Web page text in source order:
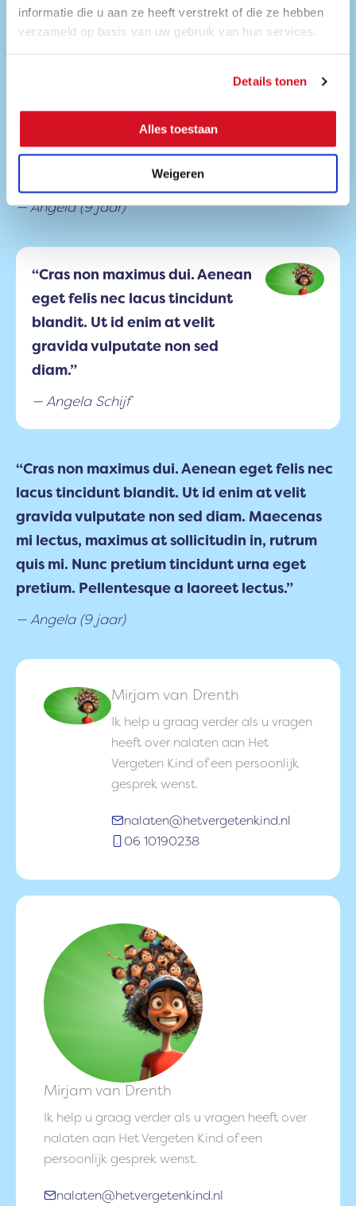
informatie die u aan ze heeft verstrekt of die ze hebben
verzameld op basis van uw gebruik van hun services.
Details tonen
Alles toestaan
Weigeren
lacus tincidunt blandit. Ut id enim at velit
mi lectus, maximus at sollicitudin in, rutrum
quis mi. Nunc pretium tincidunt urna eget
pretium. Pellentesque a laoreet lectus.”
Angela (9 jaar)
“Cras non maximus dui. Aenean
eget felis nec lacus tincidunt
blandit. Ut id enim at velit
gravida vulputate non sed
diam.”
Angela Schijf
“Cras non maximus dui. Aenean eget felis nec
lacus tincidunt blandit. Ut id enim at velit
gravida vulputate non sed diam. Maecenas
mi lectus, maximus at sollicitudin in, rutrum
quis mi. Nunc pretium tincidunt urna eget
pretium. Pellentesque a laoreet lectus.”
Angela (9 jaar)
Mirjam van Drenth
Ik help u graag verder als u vragen
heeft over nalaten aan Het
Vergeten Kind of een persoonlijk
gesprek wenst.
nalaten@hetvergetenkind.nl
06 10190238
Mirjam van Drenth
Ik help u graag verder als u vragen heeft over
nalaten aan Het Vergeten Kind of een
persoonlijk gesprek wenst.
nalaten@hetvergetenkind.nl